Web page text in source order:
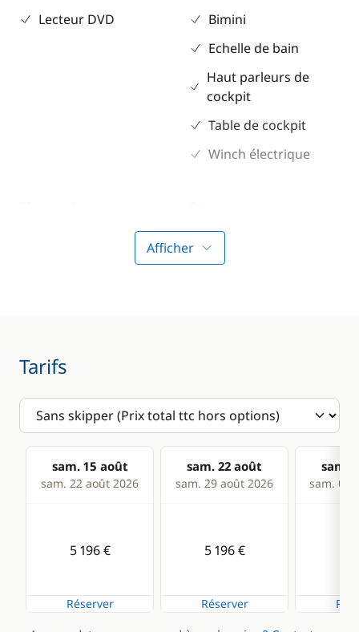
Lecteur DVD
Bimini
Echelle de bain
Haut parleurs de
cockpit
Table de cockpit
Winch électrique
Convertisseur 220V
Guide & cartes
Cuisine
Congélateur
Grille pain
Réfrigérateur
Climatisation
Dessalinisateur
Eolienne
Plateforme de bain
WC électrique
Afficher
Tarifs
sam. 15 août
sam. 22 août 2026
sam. 22 août
sam. 29 août 2026
sam.
sam. 05
5 196 €
Réserver
5 196 €
Réserver